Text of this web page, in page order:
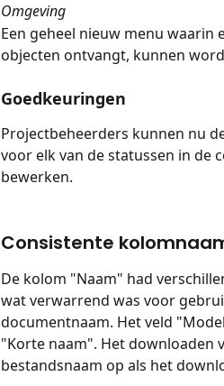
Omgeving
Een geheel nieuw menu waarin
objecten ontvangt, kunnen
Goedkeuringen
Projectbeheerders kunnen nu
voor elk van de statussen in
bewerken.
Consistente
De kolom "Naam" had
wat verwarrend was voor
documentnaam. Het veld
"Korte naam". Het downloaden
bestandsnaam op als het